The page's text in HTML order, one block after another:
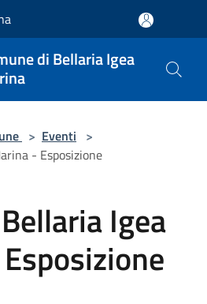
di Bellaria Igea
> Eventi >
- Esposizione
Igea